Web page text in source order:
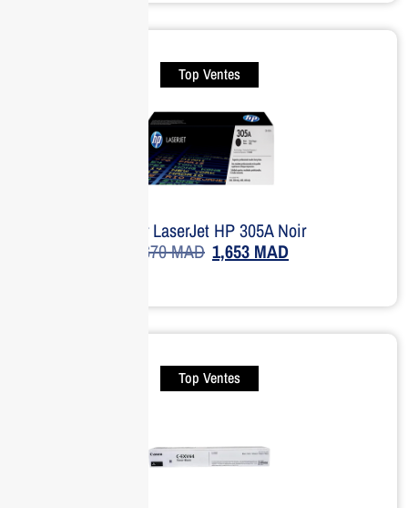
Top Ventes
Toner LaserJet HP 305A Noir
1,670MAD 1,653 MAD
Top Ventes